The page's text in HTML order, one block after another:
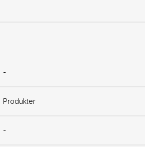
-
Produkter
-